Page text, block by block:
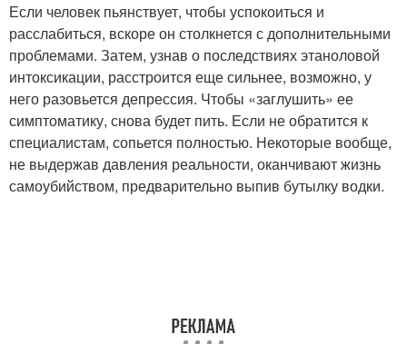
Если человек пьянствует, чтобы успокоиться и
расслабиться, вскоре он столкнется с дополнительными
проблемами. Затем, узнав о последствиях этаноловой
интоксикации, расстроится еще сильнее, возможно, у
него разовьется депрессия. Чтобы «заглушить» ее
симптоматику, снова будет пить. Если не обратится к
специалистам, сопьется полностью. Некоторые вообще,
не выдержав давления реальности, оканчивают жизнь
самоубийством, предварительно выпив бутылку водки.